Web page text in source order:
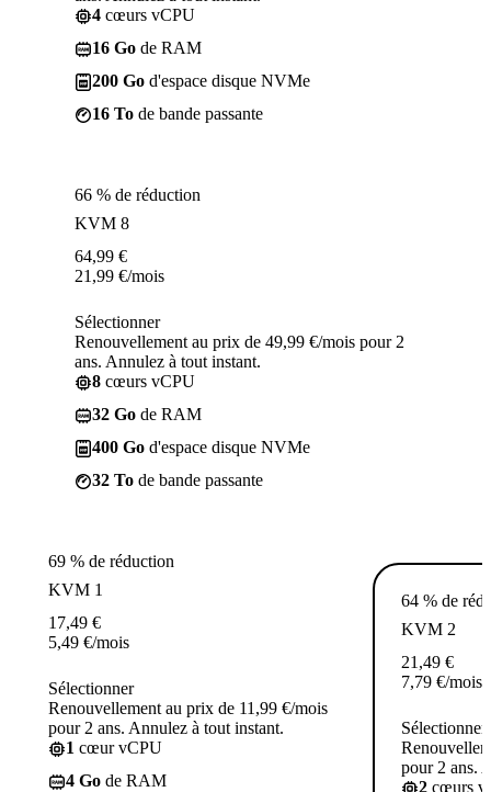
4 cœurs vCPU
16 Go de RAM
200 Go d'espace disque NVMe
16 To de bande passante
66 % de réduction
KVM 8
64,99 €
21,99 €/mois
Sélectionner
Renouvellement au prix de 49,99 €/mois pour 2
ans. Annulez à tout instant.
8 cœurs vCPU
32 Go de RAM
400 Go d'espace disque NVMe
32 To de bande passante
69 % de réduction
KVM 1
17,49 €
5,49 €/mois
Sélectionner
Renouvellement au prix de 11,99 €/mois
pour 2 ans. Annulez à tout instant.
1 cœur vCPU
4 Go de RAM
64 % de
KVM 2
21,49 €
7,79 €/mois
Sélectionner
pour 2 ans.
2 cœurs